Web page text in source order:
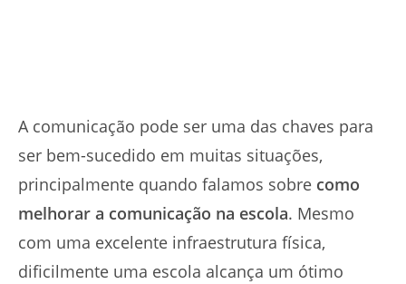
A comunicação pode ser uma das chaves para
ser bem-sucedido em muitas situações,
principalmente quando falamos sobre como
melhorar a comunicação na escola. Mesmo
com uma excelente infraestrutura física,
dificilmente uma escola alcança um ótimo